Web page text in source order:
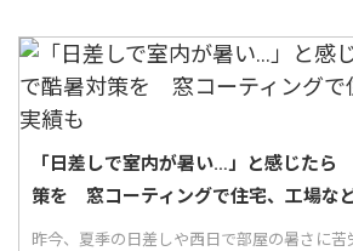
「日差しで室内が暑い…」と感じた
策を 窓コーティングで住宅、工場な
昨今、夏季の日差しや西日で部屋の暑さに苦